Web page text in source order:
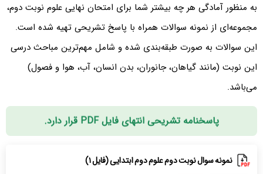
به منظور آمادگی هر چه بیشتر شما برای امتحان نهایی علوم نوبت دوم،
مجموعه‌ای از نمونه سوالات همراه با پاسخ تشریحی تهیه شده است.
این سوالات به صورت طبقه‌بندی شده و شامل مهم‌ترین مباحث درسی
این نوبت (مانند گیاهان، جانوران، بدن انسان، آب، هوا و فصول)
می‌باشد.
پاسخنامه تشریحی انتهای فایل PDF قرار دارد.
نمونه سوال نوبت دوم علوم دوم ابتدایی (فایل ۱)